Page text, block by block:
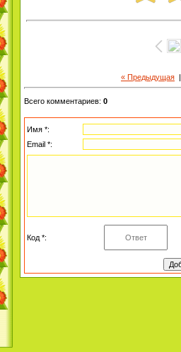
« Предыдущая
Всего комментариев: 0
Имя *:
Email *:
Код *: